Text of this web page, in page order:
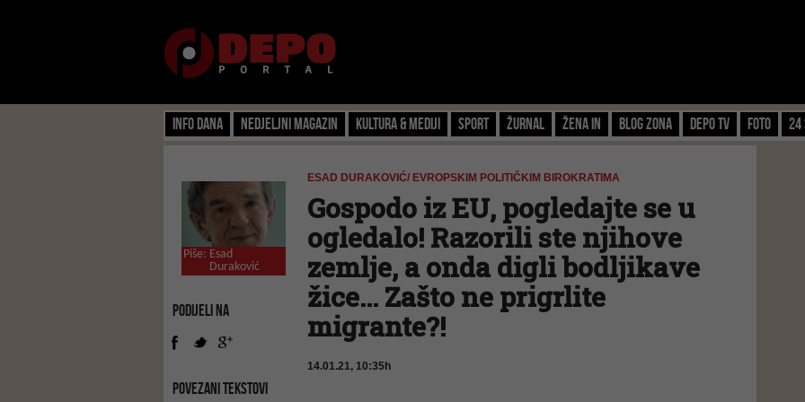
Info dana Nedjeljni magazin Kultura & Mediji Sport Žurnal Žena IN Blog zona Depo TV FOTO 24
Piše: Esad
Duraković
PODIJELI NA
POVEZANI TEKSTOVI
ESAD DURAKOVIĆ/ EVROPSKIM POLITIČKIM BIROKRATIMA
Gospodo iz EU, pogledajte se u
ogledalo! Razorili ste njihove
zemlje, a onda digli bodljikave
žice... Zašto ne prigrlite
migrante?!
14.01.21, 10:35h